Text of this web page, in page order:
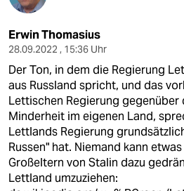
Erwin Thomasius
28.09.2022 , 15:36 Uhr
Der Ton, in dem die Regierung
aus Russland spricht, und das
Lettischen Regierung gegenüber
Minderheit im eigenen Land,
Lettlands Regierung
Russen" hat. Niemand kann
Großeltern von Stalin dazu
Lettland umzuziehen: